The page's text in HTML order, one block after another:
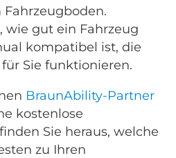
wie gut ein Fahrzeug
kompatibel ist, die
Sie funktionieren.
BraunAbility-Partner
kostenlose
Sie heraus, welche
zu Ihren